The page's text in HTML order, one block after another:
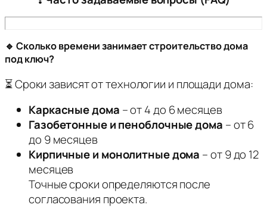
🔹 Сколько времени занимает строительство дома
под ключ?
⏳ Сроки зависят от технологии и площади дома:
Каркасные дома – от 4 до 6 месяцев
Газобетонные и пеноблочные дома – от 6
до 9 месяцев
Кирпичные и монолитные дома – от 9 до 12
месяцев
Точные сроки определяются после
согласования проекта.